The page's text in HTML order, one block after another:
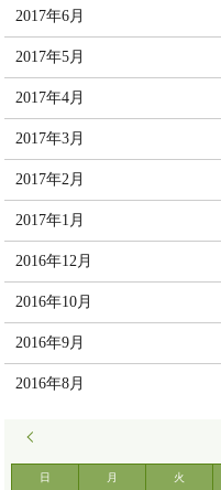
2017年6月
2017年5月
2017年4月
2017年3月
2017年2月
2017年1月
2016年12月
2016年10月
2016年9月
2016年8月
日 月 火